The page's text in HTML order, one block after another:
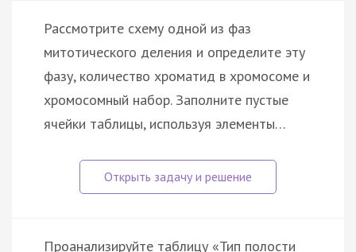
Рассмотрите схему одной из фаз
митотического деления и определите эту
фазу, количество хроматид в хромосоме и
хромосомный набор. Заполните пустые
ячейки таблицы, используя элементы…
Проанализируйте таблицу «Тип полости